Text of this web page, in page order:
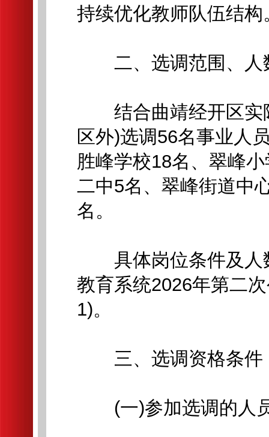
持续优化教师队伍结构
二、选调范围、人
结合曲靖经开区实
区外)选调56名事业人
胜峰学校18名、翠峰
二中5名、翠峰街道中
名。
具体岗位条件及人
教育系统2026年第二
1)。
三、选调资格条件
(一)参加选调的人员